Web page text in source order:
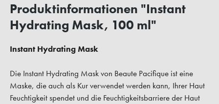
Produktinformationen "Instant
Hydrating Mask, 100 ml"
Instant Hydrating Mask
Die Instant Hydrating Mask von Beaute Pacifique ist eine
Maske, die auch als Kur verwendet werden kann, Ihrer Haut
Feuchtigkeit spendet und die Feuchtigkeitsbarriere der Haut